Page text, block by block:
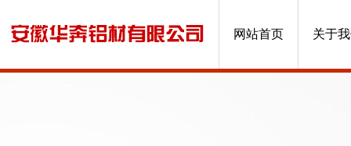
网站首页 关于